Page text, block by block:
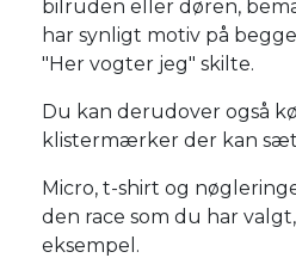
bilruden eller døren,
har synligt motiv på
"Her vogter jeg" skilte.
Du kan derudover også
klistermærker der kan
Micro, t-shirt og
den race som du har
eksempel.